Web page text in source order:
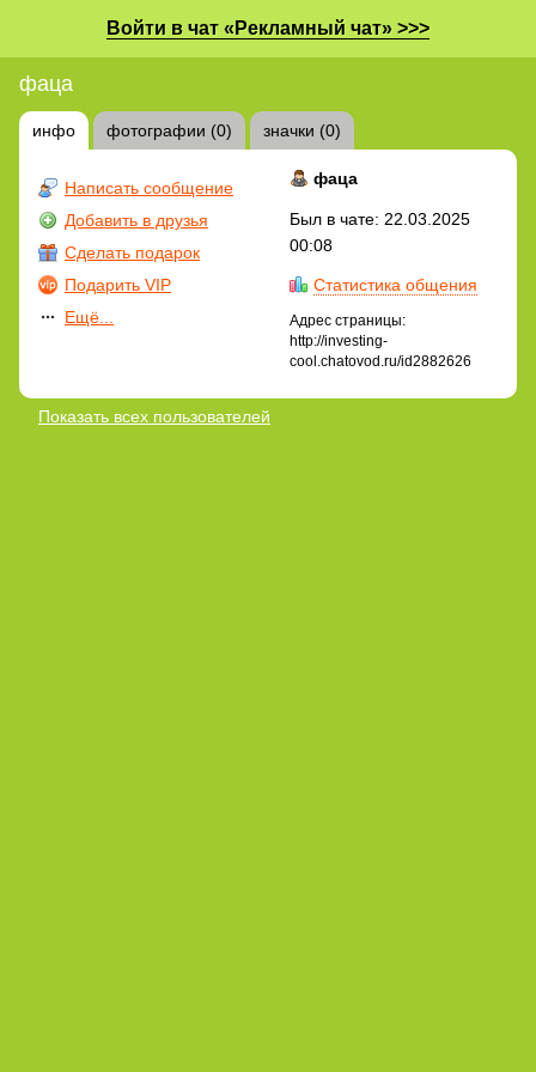
Войти в чат «Рекламный чат» >>>
фаца
инфо фотографии (0) значки (0)
Написать сообщение
Добавить в друзья
Сделать подарок
Подарить VIP
Ещё...
фаца
Был в чате: 22.03.2025
00:08
Статистика общения
Адрес страницы:
http://investing-
cool.chatovod.ru/id2882626
Показать всех пользователей